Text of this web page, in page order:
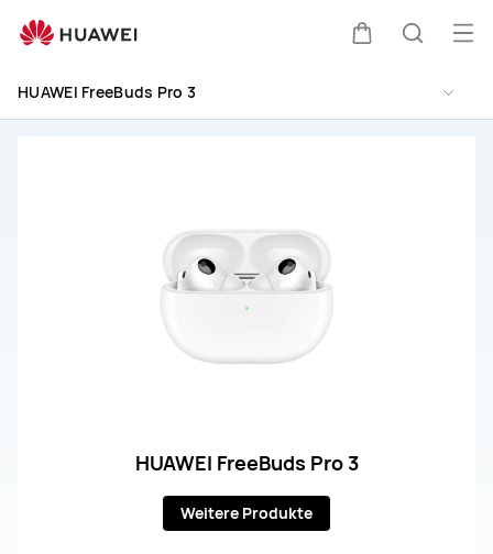
FreeBuds
Support
HUAWEI FreeBuds Pro 3
HUAWEI FreeBuds Pro 3
Weitere Produkte